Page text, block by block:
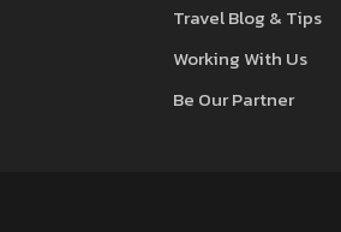
Travel Blog & Tips
Working With Us
Be Our Partner